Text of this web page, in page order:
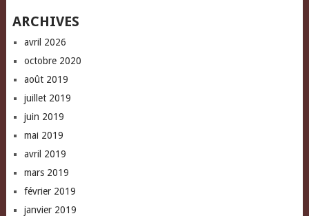
ARCHIVES
avril 2026
octobre 2020
août 2019
juillet 2019
juin 2019
mai 2019
avril 2019
mars 2019
février 2019
janvier 2019